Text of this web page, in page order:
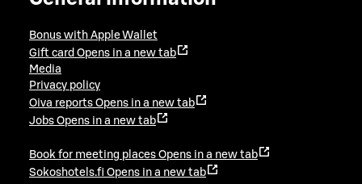
Bonus with Apple Wallet
Gift card Opens in a new tab
Media
Privacy policy
Oiva reports Opens in a new tab
Jobs Opens in a new tab
Book for meeting places Opens in a new tab
Sokoshotels.fi Opens in a new tab